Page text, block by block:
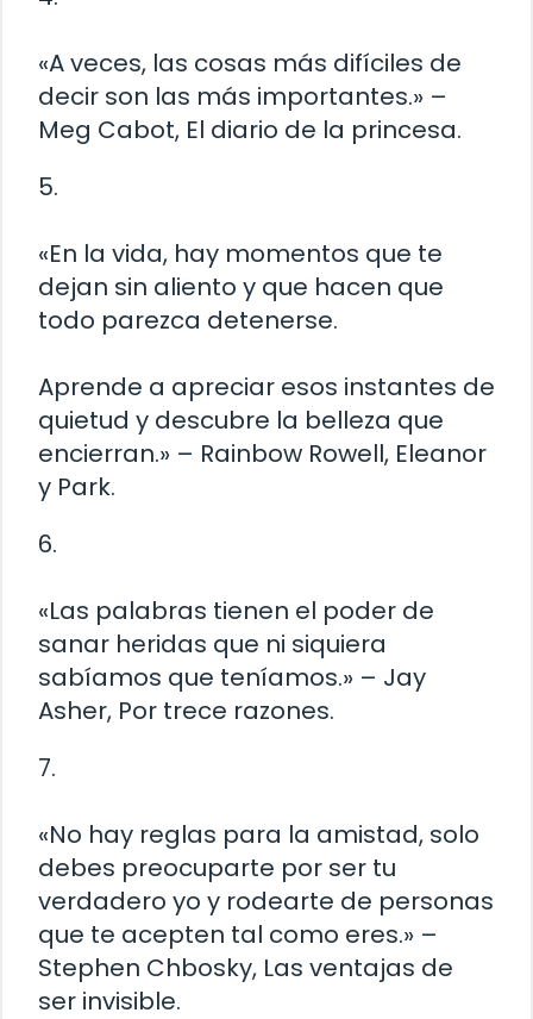
«A veces, las cosas más difíciles de
decir son las más importantes.» –
Meg Cabot, El diario de la princesa.
5.
«En la vida, hay momentos que te
dejan sin aliento y que hacen que
todo parezca detenerse.
Aprende a apreciar esos instantes de
quietud y descubre la belleza que
encierran.» – Rainbow Rowell, Eleanor
y Park.
6.
«Las palabras tienen el poder de
sanar heridas que ni siquiera
sabíamos que teníamos.» – Jay
Asher, Por trece razones.
7.
«No hay reglas para la amistad, solo
debes preocuparte por ser tu
verdadero yo y rodearte de personas
que te acepten tal como eres.» –
Stephen Chbosky, Las ventajas de
ser invisible.